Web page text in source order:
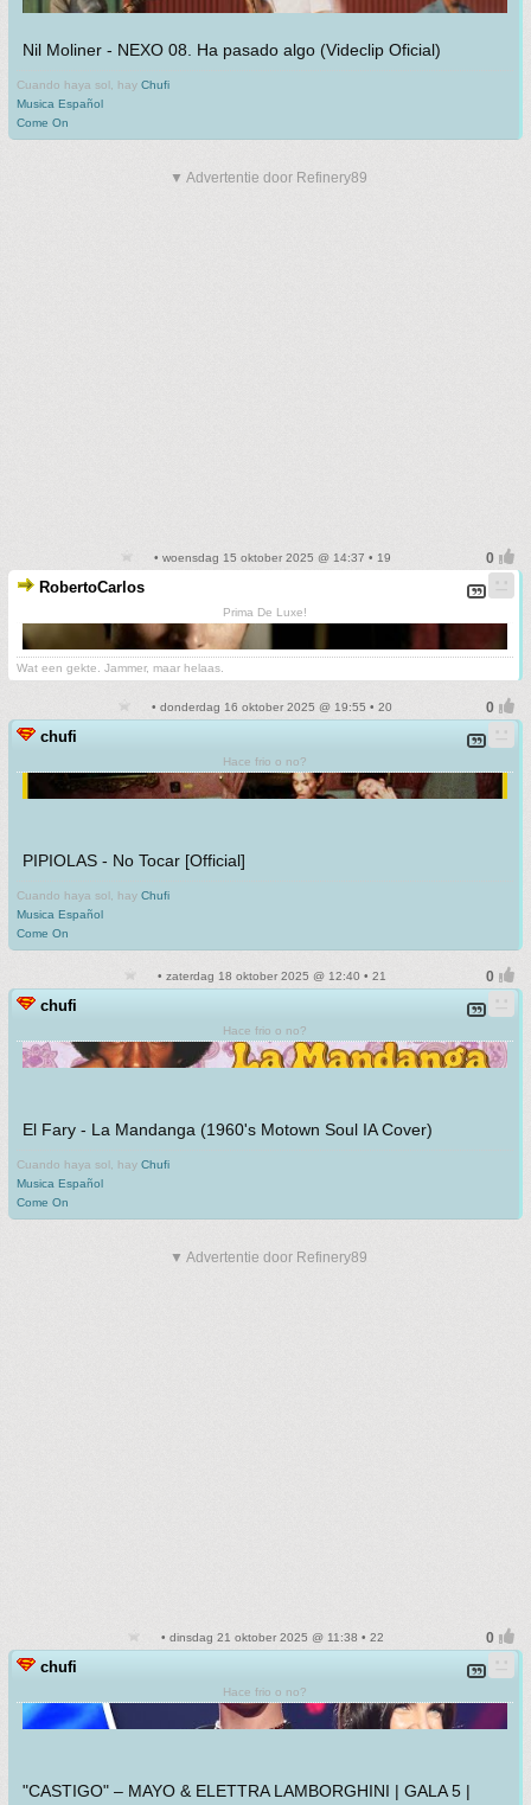
Nil Moliner - NEXO 08. Ha pasado algo (Videclip Oficial)
Cuando haya sol, hay Chufi
Musica Español
Come On
▼ Advertentie door Refinery89
• woensdag 15 oktober 2025 @ 14:37 • 19
RobertoCarlos
Prima De Luxe!
Wat een gekte. Jammer, maar helaas.
• donderdag 16 oktober 2025 @ 19:55 • 20
chufi
Hace frio o no?
PIPIOLAS - No Tocar [Official]
Cuando haya sol, hay Chufi
Musica Español
Come On
• zaterdag 18 oktober 2025 @ 12:40 • 21
chufi
Hace frio o no?
El Fary - La Mandanga (1960's Motown Soul IA Cover)
Cuando haya sol, hay Chufi
Musica Español
Come On
▼ Advertentie door Refinery89
• dinsdag 21 oktober 2025 @ 11:38 • 22
chufi
Hace frio o no?
"CASTIGO" – MAYO & ELETTRA LAMBORGHINI | GALA 5 |